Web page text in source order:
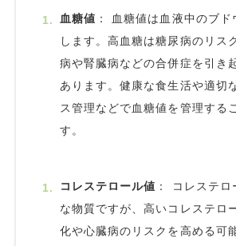
血糖値 ： 血糖値は血液中のブ
します。高血糖は糖尿病のリス
病や腎臓病などの合併症を引き
あります。健康な食生活や適切
ス管理などで血糖値を管理する
す。
コレステロール値 ： コレステ
な物質ですが、高いコレステロ
化や心臓病のリスクを高める可